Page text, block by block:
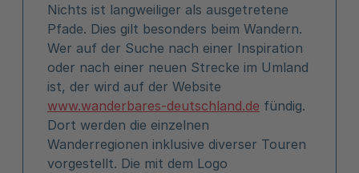
Nichts ist langweiliger als ausgetretene
Pfade. Dies gilt besonders beim Wandern.
Wer auf der Suche nach einer Inspiration
oder nach einer neuen Strecke im Umland
ist, der wird auf der Website
www.wanderbares-deutschland.de fündig.
Dort werden die einzelnen
Wanderregionen inklusive diverser Touren
vorgestellt. Die mit dem Logo